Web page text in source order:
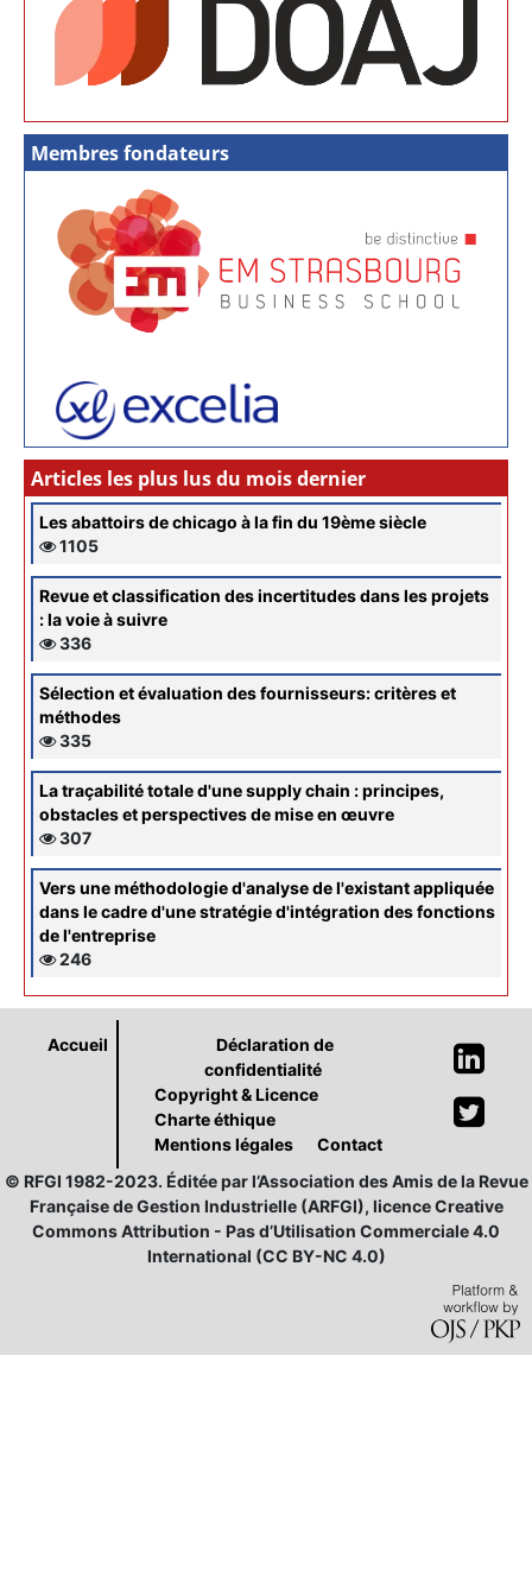
Membres fondateurs
Articles les plus lus du mois dernier
Les abattoirs de chicago à la fin du 19ème siècle
1105
Revue et classification des incertitudes dans les projets
: la voie à suivre
336
Sélection et évaluation des fournisseurs: critères et
méthodes
335
La traçabilité totale d'une supply chain : principes,
obstacles et perspectives de mise en œuvre
307
Vers une méthodologie d'analyse de l'existant appliquée
dans le cadre d'une stratégie d'intégration des fonctions
de l'entreprise
246
Accueil
Déclaration de
confidentialité
Copyright & Licence
Charte éthique
Mentions légales
Contact
© RFGI 1982-2023. Éditée par l’Association des Amis de la Revue
Française de Gestion Industrielle (ARFGI), licence Creative
Commons Attribution - Pas d’Utilisation Commerciale 4.0
International (CC BY-NC 4.0)